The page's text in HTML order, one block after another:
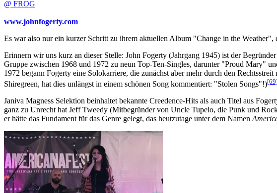
@ FROG
www.johnfogerty.com
Es war also nur ein kurzer Schritt zu ihrem aktuellen Album "Change in the
Erinnern wir uns kurz an dieser Stelle: John Fogerty (Jahrgang 1945) ist der
Gruppe zwischen 1968 und 1972 zu neun Top-Ten-Singles, darunter "Proud Mary"
1972 begann Fogerty eine Solokarriere, die zunächst aber mehr durch den
Shiregreen, hat dies unlängst in einem schönen Song kommentiert: "Stolen Songs"!)
Janiva Magness Selektion beinhaltet bekannte Creedence-Hits als auch Titel aus
ganz zu Unrecht hat Jeff Tweedy (Mitbegründer von Uncle Tupelo, die Punk und
er hätte das Fundament für das Genre gelegt, das heutzutage unter dem Namen